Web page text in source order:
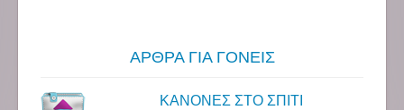
ΑΡΘΡΑ ΓΙΑ ΓΟΝΕΙΣ
ΚΑΝΟΝΕΣ ΣΤΟ ΣΠΙΤΙ